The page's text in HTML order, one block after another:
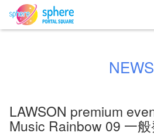
NEWS
LAWSON premium
Music Rainbow 09 一